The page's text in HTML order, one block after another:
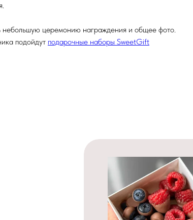
небольшую церемонию награждения и общее фото.
подойдут подарочные наборы SweetGift